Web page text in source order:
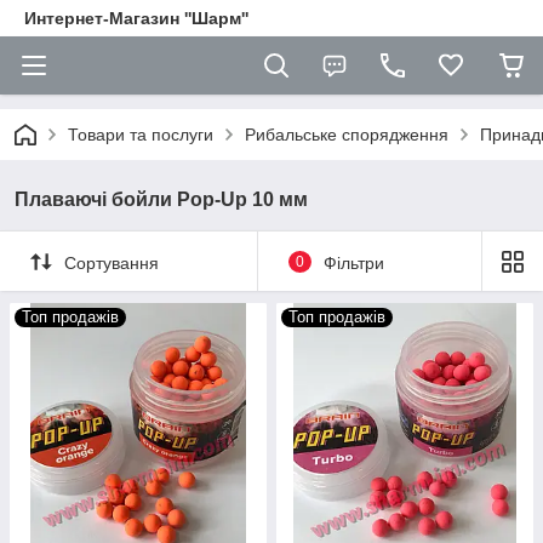
Интернет-Магазин ''Шарм''
Товари та послуги Рибальське спорядження
Плаваючі бойли Pop-Up 10 мм
Сортування 0 Фільтри
Топ продажів Топ продажів